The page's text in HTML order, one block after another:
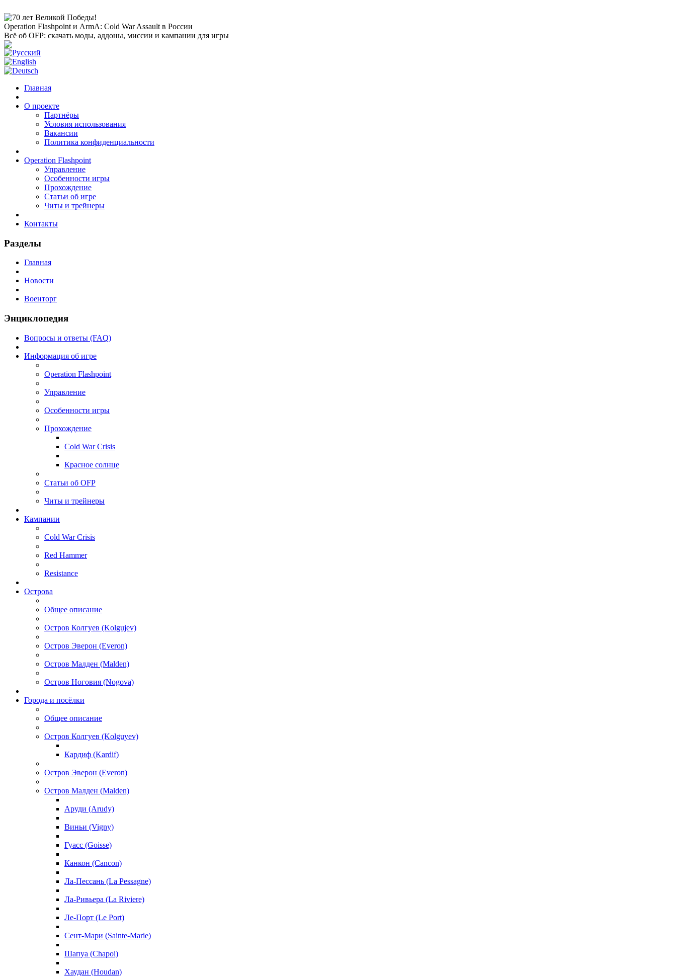
Operation Flashpoint и ArmA: Cold War Assault в России
Всё об OFP: скачать моды, аддоны, миссии и кампании для игры
Главная
О проекте
Партнёры
Условия использования
Вакансии
Политика конфиденциальности
Operation Flashpoint
Управление
Особенности игры
Прохождение
Статьи об игре
Читы и трейнеры
Контакты
Разделы
Главная
Новости
Военторг
Энциклопедия
Вопросы и ответы (FAQ)
Информация об игре
Operation Flashpoint
Управление
Особенности игры
Прохождение
Cold War Crisis
Красное солнце
Статьи об OFP
Читы и трейнеры
Кампании
Cold War Crisis
Red Hammer
Resistance
Острова
Общее описание
Остров Колгуев (Kolgujev)
Остров Эверон (Everon)
Остров Малден (Malden)
Остров Ноговия (Nogova)
Города и посёлки
Общее описание
Остров Колгуев (Kolguyev)
Кардиф (Kardif)
Остров Эверон (Everon)
Остров Малден (Malden)
Аруди (Arudy)
Виньи (Vigny)
Гуасс (Goisse)
Канкон (Cancon)
Ла-Пессань (La Pessagne)
Ла-Ривьера (La Riviere)
Ле-Порт (Le Port)
Сент-Мари (Sainte-Marie)
Шапуа (Chapoi)
Хаудан (Houdan)